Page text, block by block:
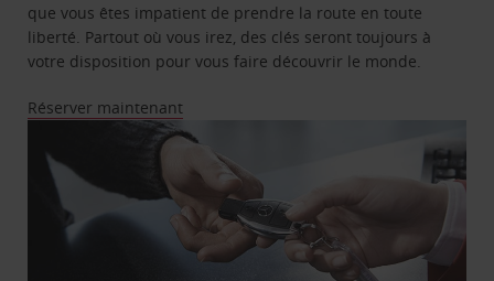
que vous êtes impatient de prendre la route en toute
liberté. Partout où vous irez, des clés seront toujours à
votre disposition pour vous faire découvrir le monde.
Réserver maintenant